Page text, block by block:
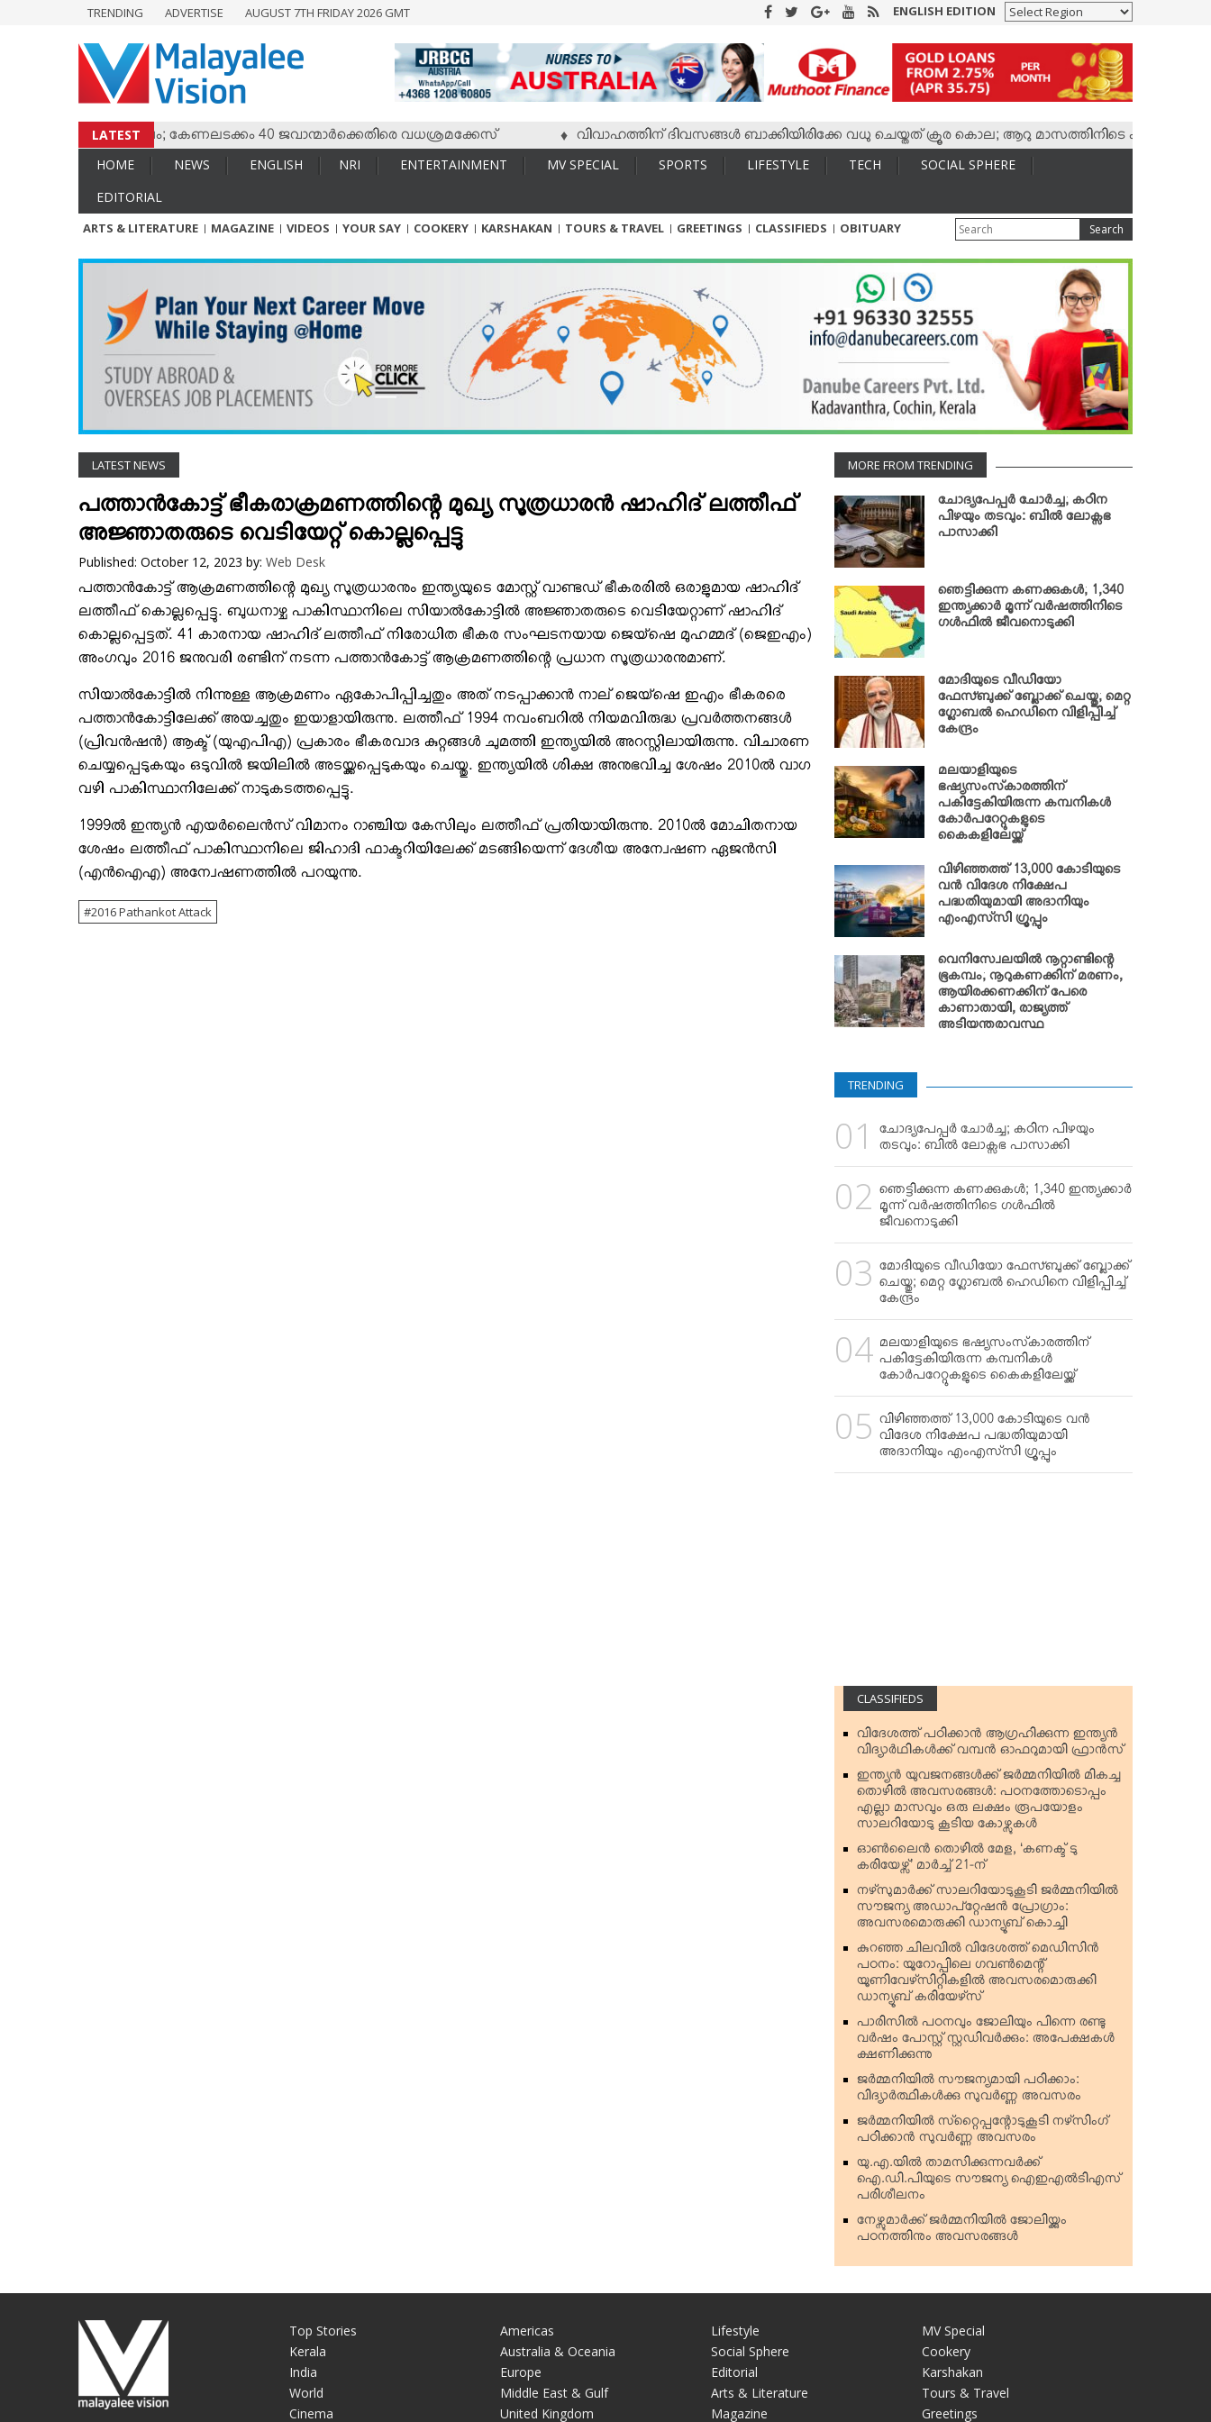
ENTERTAINMENT
TECH & AUTO
ARTS & LITERATURE
TOURS & TRAVEL
TRENDING ADVERTISE AUGUST 7TH FRIDAY 2026 GMT ENGLISH EDITION
LATEST
സംഘര്‍ഷം; കേണലടക്കം 40 ജവാന്മാര്‍ക്കെതിരെ വധശ്രമക്കേസ് വിവാഹത്തിന് ദിവസങ്ങള്‍ ബാക്കിയിരിക്കേ വധു ചെയ്തത് ക്രൂര കൊല; ആറു മാസത്തിനിടെ കാമുകനുമായി
HOME NEWS ENGLISH NRI ENTERTAINMENT MV SPECIAL SPORTS LIFESTYLE TECH
SOCIAL SPHERE
EDITORIAL
ARTS & LITERATURE MAGAZINE VIDEOS YOUR SAY COOKERY KARSHAKAN TOURS & TRAVEL GREETINGS CLASSIFIEDS OBITUARY Search
LATEST NEWS
പത്താന്‍കോട്ട് ഭീകരാക്രമണത്തിന്റെ മുഖ്യ സൂത്രധാരന്‍ ഷാഹിദ് ലത്തീഫ്
അജ്ഞാതരുടെ വെടിയേറ്റ് കൊല്ലപ്പെട്ടു
Published: October 12, 2023 by: Web Desk
പത്താന്‍കോട്ട് ആക്രമണത്തിന്റെ മുഖ്യ സൂത്രധാരനും ഇന്ത്യയുടെ മോസ്റ്റ് വാണ്ടഡ് ഭീകരരില്‍ ഒരാളുമായ ഷാഹിദ്
ലത്തീഫ് കൊല്ലപ്പെട്ടു. ബുധനാഴ്ച പാകിസ്ഥാനിലെ സിയാല്‍കോട്ടില്‍ അജ്ഞാതരുടെ വെടിയേറ്റാണ് ഷാഹിദ്
കൊല്ലപ്പെട്ടത്. 41 കാരനായ ഷാഹിദ് ലത്തീഫ് നിരോധിത ഭീകര സംഘടനയായ ജെയ്ഷെ മുഹമ്മദ് (ജെഇഎം)
അംഗവും 2016 ജനുവരി രണ്ടിന് നടന്ന പത്താന്‍കോട്ട് ആക്രമണത്തിന്റെ പ്രധാന സൂത്രധാരനുമാണ്.
സിയാല്‍കോട്ടില്‍ നിന്നുള്ള ആക്രമണം ഏകോപിപ്പിച്ചതും അത് നടപ്പാക്കാന്‍ നാല് ജെയ്ഷെ ഇഎം ഭീകരരെ
പത്താന്‍കോട്ടിലേക്ക് അയച്ചതും ഇയാളായിരുന്നു. ലത്തീഫ് 1994 നവംബറില്‍ നിയമവിരുദ്ധ പ്രവര്‍ത്തനങ്ങള്‍
(പ്രിവന്‍ഷന്‍) ആക്ട് (യുഎപിഎ) പ്രകാരം ഭീകരവാദ കുറ്റങ്ങള്‍ ചുമത്തി ഇന്ത്യയില്‍ അറസ്റ്റിലായിരുന്നു. വിചാരണ
ചെയ്യപ്പെടുകയും ഒടുവില്‍ ജയിലില്‍ അടയ്ക്കപ്പെടുകയും ചെയ്തു. ഇന്ത്യയില്‍ ശിക്ഷ അനുഭവിച്ച ശേഷം 2010ല്‍ വാഗ
വഴി പാകിസ്ഥാനിലേക്ക് നാടുകടത്തപ്പെട്ടു.
1999ല്‍ ഇന്ത്യന്‍ എയര്‍ലൈന്‍സ് വിമാനം റാഞ്ചിയ കേസിലും ലത്തീഫ് പ്രതിയായിരുന്നു. 2010ല്‍ മോചിതനായ
ശേഷം ലത്തീഫ് പാകിസ്ഥാനിലെ ജിഹാദി ഫാക്ടറിയിലേക്ക് മടങ്ങിയെന്ന് ദേശീയ അന്വേഷണ ഏജന്‍സി
(എന്‍ഐഎ) അന്വേഷണത്തില്‍ പറയുന്നു.
2016 Pathankot Attack
MORE FROM TRENDING
ചോദ്യപേപ്പര്‍ ചോര്‍ച്ച; കഠിന
പിഴയും തടവും: ബില്‍ ലോക്സഭ
പാസാക്കി
ഞെട്ടിക്കുന്ന കണക്കുകള്‍; 1,340
ഇന്ത്യക്കാര്‍ മൂന്ന് വര്‍ഷത്തിനിടെ
ഗള്‍ഫില്‍ ജീവനൊടുക്കി
മോദിയുടെ വീഡിയോ
ഫേസ്ബുക്ക് ബ്ലോക്ക് ചെയ്തു; മെറ്റ
ഗ്ലോബല്‍ ഹെഡിനെ വിളിപ്പിച്ച്
കേന്ദ്രം
മലയാളിയുടെ
ഭഷ്യസംസ്‌കാരത്തിന്
പകിട്ടേകിയിരുന്ന കമ്പനികള്‍
കോര്‍പറേറ്റുകളുടെ
കൈകളിലേയ്ക്ക്
വിഴിഞ്ഞത്ത് 13,000 കോടിയുടെ
വന്‍ വിദേശ നിക്ഷേപ
പദ്ധതിയുമായി അദാനിയും
എംഎസ്‌സി ഗ്രൂപ്പും
വെനിസ്വേലയില്‍ നൂറ്റാണ്ടിന്റെ
ഭൂകമ്പം; നൂറുകണക്കിന് മരണം,
ആയിരക്കണക്കിന് പേരെ
കാണാതായി, രാജ്യത്ത്
അടിയന്തരാവസ്ഥ
TRENDING
ചോദ്യപേപ്പര്‍ ചോര്‍ച്ച; കഠിന പിഴയും
തടവും: ബില്‍ ലോക്സഭ പാസാക്കി
ഞെട്ടിക്കുന്ന കണക്കുകള്‍; 1,340 ഇന്ത്യക്കാര്‍
മൂന്ന് വര്‍ഷത്തിനിടെ ഗള്‍ഫില്‍
ജീവനൊടുക്കി
മോദിയുടെ വീഡിയോ ഫേസ്ബുക്ക് ബ്ലോക്ക്
ചെയ്തു; മെറ്റ ഗ്ലോബല്‍ ഹെഡിനെ വിളിപ്പിച്ച്
കേന്ദ്രം
മലയാളിയുടെ ഭഷ്യസംസ്‌കാരത്തിന്
പകിട്ടേകിയിരുന്ന കമ്പനികള്‍
കോര്‍പറേറ്റുകളുടെ കൈകളിലേയ്ക്ക്
വിഴിഞ്ഞത്ത് 13,000 കോടിയുടെ വന്‍
വിദേശ നിക്ഷേപ പദ്ധതിയുമായി
അദാനിയും എംഎസ്‌സി ഗ്രൂപ്പും
CLASSIFIEDS
വിദേശത്ത് പഠിക്കാന്‍ ആഗ്രഹിക്കുന്ന ഇന്ത്യന്‍
വിദ്യാര്‍ഥികള്‍ക്ക് വമ്പന്‍ ഓഫറുമായി ഫ്രാന്‍സ്
ഇന്ത്യന്‍ യുവജനങ്ങള്‍ക്ക് ജര്‍മ്മനിയില്‍ മികച്ച
തൊഴില്‍ അവസരങ്ങള്‍: പഠനത്തോടൊപ്പം
എല്ലാ മാസവും ഒരു ലക്ഷം രൂപയോളം
സാലറിയോടു കൂടിയ കോഴ്സുകള്‍
ഓണ്‍ലൈന്‍ തൊഴില്‍ മേള, ‘കണക്ട് ടു
കരിയേഴ്സ്’ മാര്‍ച്ച് 21-ന്
നഴ്‌സുമാര്‍ക്ക് സാലറിയോടുകൂടി ജര്‍മ്മനിയില്‍
സൗജന്യ അഡാപ്റ്റേഷന്‍ പ്രോഗ്രാം:
അവസരമൊരുക്കി ഡാന്യൂബ് കൊച്ചി
കുറഞ്ഞ ചിലവില്‍ വിദേശത്ത് മെഡിസിന്‍
പഠനം: യൂറോപ്പിലെ ഗവണ്‍മെന്റ്
യൂണിവേഴ്‌സിറ്റികളില്‍ അവസരമൊരുക്കി
ഡാന്യൂബ് കരിയേഴ്‌സ്
പാരിസില്‍ പഠനവും ജോലിയും പിന്നെ രണ്ടു
വര്‍ഷം പോസ്റ്റ് സ്റ്റഡിവര്‍ക്കും: അപേക്ഷകള്‍
ക്ഷണിക്കുന്നു
ജര്‍മ്മനിയില്‍ സൗജന്യമായി പഠിക്കാം:
വിദ്യാര്‍ത്ഥികള്‍ക്കു സുവര്‍ണ്ണ അവസരം
ജര്‍മ്മനിയില്‍ സ്‌റ്റൈപ്പന്റോടുകൂടി നഴ്‌സിംഗ്
പഠിക്കാന്‍ സുവര്‍ണ്ണ അവസരം
യു.എ.യില്‍ താമസിക്കുന്നവര്‍ക്ക്
ഐ.ഡി.പിയുടെ സൗജന്യ ഐഇഎല്‍ടിഎസ്
പരിശീലനം
നേഴ്സുമാര്‍ക്ക് ജര്‍മ്മനിയില്‍ ജോലിയ്ക്കും
പഠനത്തിനും അവസരങ്ങള്‍
Top Stories
Kerala
India
World
Cinema
Americas
Australia & Oceania
Europe
Middle East & Gulf
United Kingdom
Lifestyle
Social Sphere
Editorial
Arts & Literature
Magazine
MV Special
Cookery
Karshakan
Tours & Travel
Greetings